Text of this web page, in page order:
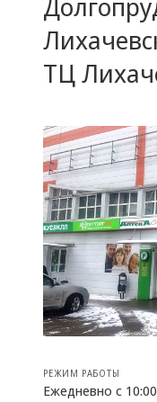
ТЦ
РЕЖИМ РАБОТЫ
Ежедневно с